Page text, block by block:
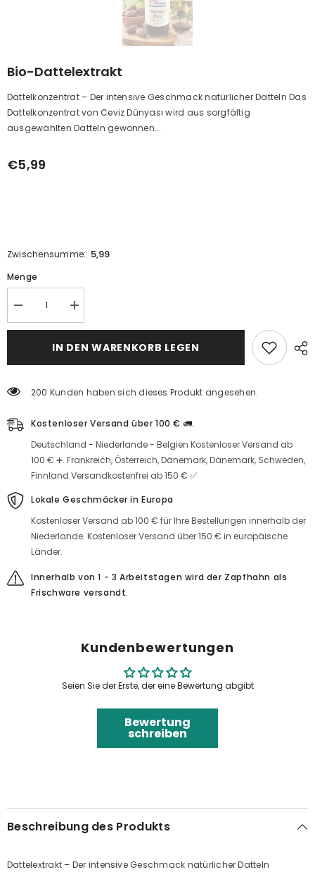
Bio-Dattelextrakt
Dattelkonzentrat – Der intensive Geschmack natürlicher Datteln Das
Dattelkonzentrat von Ceviz Dünyası wird aus sorgfältig
ausgewählten Datteln gewonnen...
€5,99
Zwischensumme:: 5,99
Menge
Reduzieren
Sie
die
Erhöhen
Sie
die
an
IN DEN WARENKORB LEGEN
200 Kunden haben sich dieses Produkt angesehen.
Kostenloser Versand über 100 € 🚛.
Deutschland - Niederlande - Belgien Kostenloser Versand ab
100 € ➕. Frankreich, Österreich, Dänemark, Dänemark, Schweden,
Finnland Versandkostenfrei ab 150 € ✅
Lokale Geschmäcker in Europa
Kostenloser Versand ab 100 € für Ihre Bestellungen innerhalb der
Niederlande. Kostenloser Versand über 150 € in europäische
Länder.
Innerhalb von 1 - 3 Arbeitstagen wird der Zapfhahn als
Frischware versandt.
Kundenbewertungen
Seien Sie der Erste, der eine Bewertung abgibt
Bewertung
schreiben
Beschreibung des Produkts
Dattelextrakt – Der intensive Geschmack natürlicher Datteln